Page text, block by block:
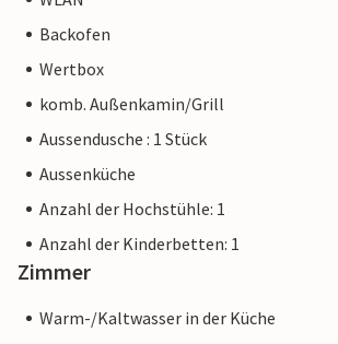
Backofen
Wertbox
komb. Außenkamin/Grill
Aussendusche : 1 Stück
Aussenküche
Anzahl der Hochstühle: 1
Anzahl der Kinderbetten: 1
Zimmer
Warm-/Kaltwasser in der Küche